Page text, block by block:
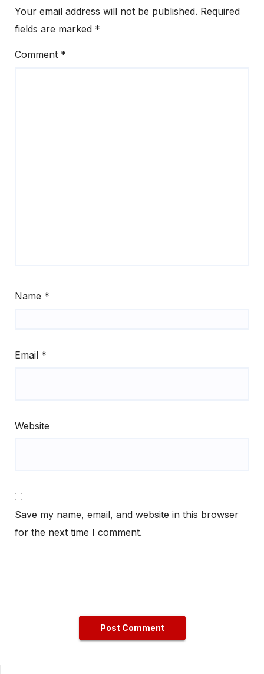
Your email address will not be published. Required
fields are marked *
Comment *
Name *
Email *
Website
Save my name, email, and website in this browser
for the next time I comment.